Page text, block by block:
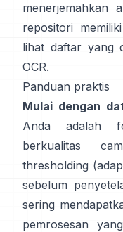
menerjemahkan
repositori
lihat daftar yang
OCR.
Panduan praktis
Mulai dengan
Anda adalah
berkualitas
thresholding (
sebelum
sering
pemrosesan